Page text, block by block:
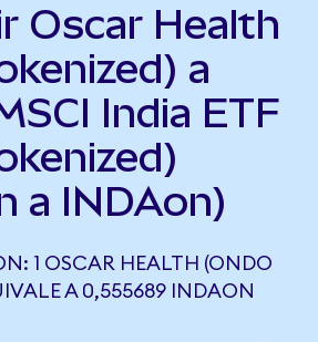
Oscar Health
a
India ETF
a INDAon)
1 OSCAR HEALTH (ONDO
A 0,555689 INDAON